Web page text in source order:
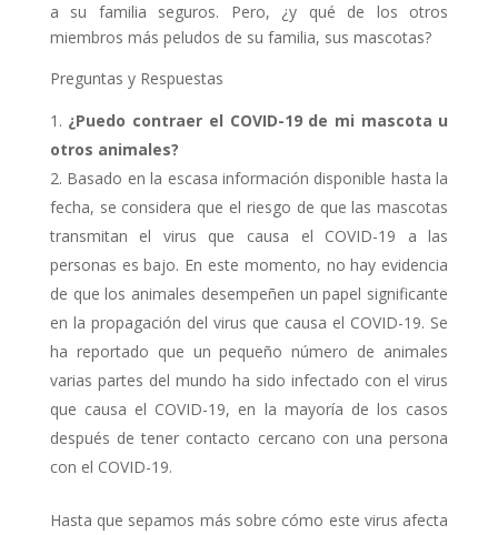
a su familia seguros. Pero, ¿y qué de los otros
miembros más peludos de su familia, sus mascotas?
Preguntas y Respuestas
¿Puedo contraer el COVID-19 de mi mascota u
otros animales?
Basado en la escasa información disponible hasta la
fecha, se considera que el riesgo de que las mascotas
transmitan el virus que causa el COVID-19 a las
personas es bajo. En este momento, no hay evidencia
de que los animales desempeñen un papel significante
en la propagación del virus que causa el COVID-19. Se
ha reportado que un pequeño número de animales
varias partes del mundo ha sido infectado con el virus
que causa el COVID-19, en la mayoría de los casos
después de tener contacto cercano con una persona
con el COVID-19.
Hasta que sepamos más sobre cómo este virus afecta